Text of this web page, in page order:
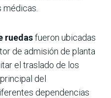
ruedasfueron ubicadas
de admisión de planta
el traslado de los
del
dependencias